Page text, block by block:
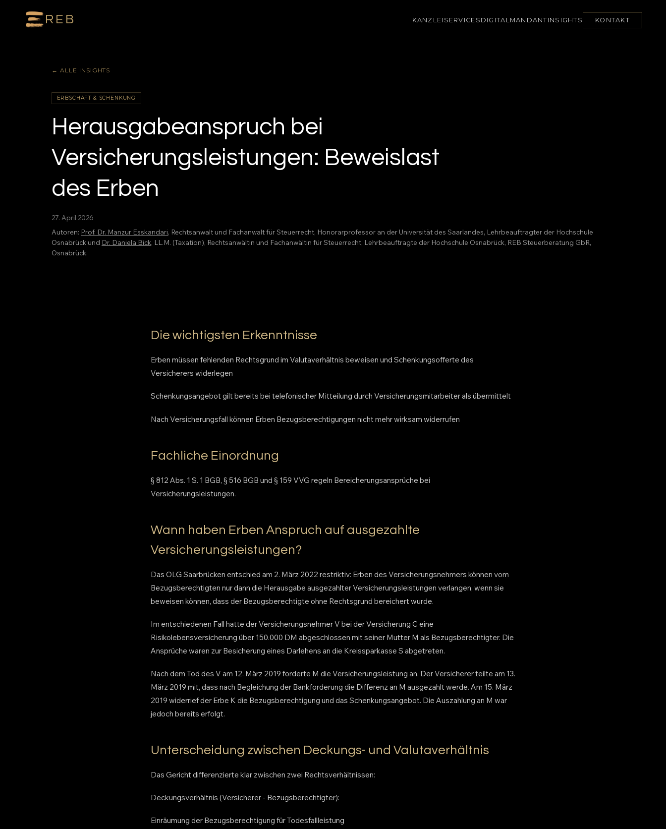
REB KANZLEI SERVICES DIGITAL MANDANT INSIGHTS KONTAKT
← ALLE INSIGHTS
ERBSCHAFT & SCHENKUNG
Herausgabeanspruch bei
Versicherungsleistungen: Beweislast
des Erben
27. April 2026
Autoren: Prof. Dr. Manzur Esskandari, Rechtsanwalt und Fachanwalt für Steuerrecht, Honorarprofessor an der Universität des Saarlandes, Lehrbeauftragter der Hochschule
Osnabrück und Dr. Daniela Bick, LL.M. (Taxation), Rechtsanwältin und Fachanwältin für Steuerrecht, Lehrbeauftragte der Hochschule Osnabrück, REB Steuerberatung GbR,
Osnabrück.
Die wichtigsten Erkenntnisse
Erben müssen fehlenden Rechtsgrund im Valutaverhältnis beweisen und Schenkungsofferte des
Versicherers widerlegen
Schenkungsangebot gilt bereits bei telefonischer Mitteilung durch Versicherungsmitarbeiter als übermittelt
Nach Versicherungsfall können Erben Bezugsberechtigungen nicht mehr wirksam widerrufen
Fachliche Einordnung
§ 812 Abs. 1 S. 1 BGB, § 516 BGB und § 159 VVG regeln Bereicherungsansprüche bei
Versicherungsleistungen.
Wann haben Erben Anspruch auf ausgezahlte
Versicherungsleistungen?
Das OLG Saarbrücken entschied am 2. März 2022 restriktiv: Erben des Versicherungsnehmers können vom
Bezugsberechtigten nur dann die Herausgabe ausgezahlter Versicherungsleistungen verlangen, wenn sie
beweisen können, dass der Bezugsberechtigte ohne Rechtsgrund bereichert wurde.
Im entschiedenen Fall hatte der Versicherungsnehmer V bei der Versicherung C eine
Risikolebensversicherung über 150.000 DM abgeschlossen mit seiner Mutter M als Bezugsberechtigter. Die
Ansprüche waren zur Besicherung eines Darlehens an die Kreissparkasse S abgetreten.
Nach dem Tod des V am 12. März 2019 forderte M die Versicherungsleistung an. Der Versicherer teilte am 13.
März 2019 mit, dass nach Begleichung der Bankforderung die Differenz an M ausgezahlt werde. Am 15. März
2019 widerrief der Erbe K die Bezugsberechtigung und das Schenkungsangebot. Die Auszahlung an M war
jedoch bereits erfolgt.
Unterscheidung zwischen Deckungs- und Valutaverhältnis
Das Gericht differenzierte klar zwischen zwei Rechtsverhältnissen:
Deckungsverhältnis (Versicherer - Bezugsberechtigter):
Einräumung der Bezugsberechtigung für Todesfallleistung